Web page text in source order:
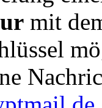
mit